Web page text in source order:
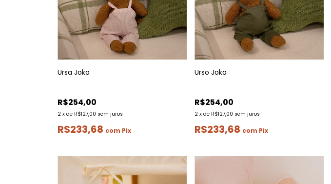
Ursa Joka
R$254,00
2 x de R$127,00 sem juros
R$233,68 com Pix
Urso Joka
R$254,00
2 x de R$127,00 sem juros
R$233,68 com Pix